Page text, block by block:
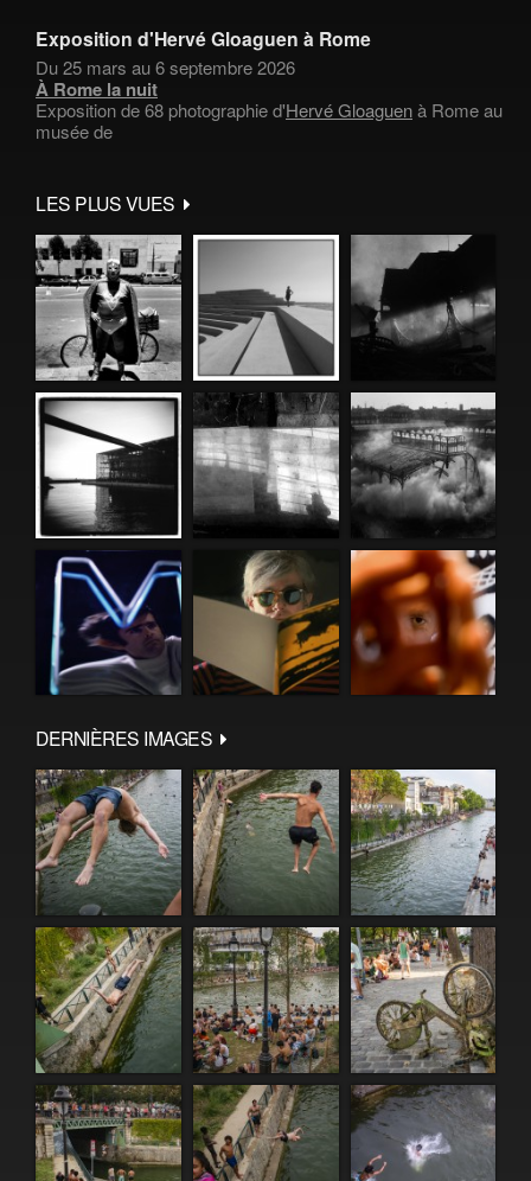
Exposition d'Hervé Gloaguen à Rome
Du 25 mars au 6 septembre 2026
À Rome la nuit
Exposition de 68 photographie d'Hervé Gloaguenà Rome au
musée de
LES PLUS VUES
DERNIÈRES IMAGES